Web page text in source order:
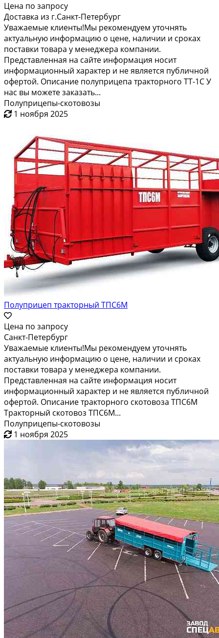
Цена по запросу
Доставка из г.Санкт-Петербург
Уважаемые клиенты!Мы рекомендуем уточнять
актуальную информацию о цене, наличии и сроках
поставки товара у менеджера компании.
Представленная на сайте информация носит
информационный характер и не является публичной
офертой. Описание полуприцепа тракторного ТТ-1С У
нас вы можете заказать...
Полуприцепы-скотовозы
1 ноября 2025
Полуприцеп тракторный ТПС6М
Цена по запросу
Санкт-Петербург
Уважаемые клиенты!Мы рекомендуем уточнять
актуальную информацию о цене, наличии и сроках
поставки товара у менеджера компании.
Представленная на сайте информация носит
информационный характер и не является публичной
офертой. Описание тракторного скотовоза ТПС6М
Тракторный скотовоз ТПС6М...
Полуприцепы-скотовозы
1 ноября 2025